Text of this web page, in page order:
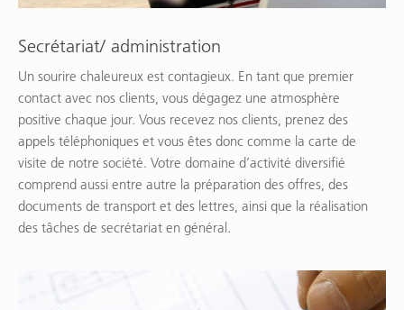
Secrétariat/ administration
Un sourire chaleureux est contagieux. En tant que premier
contact avec nos clients, vous dégagez une atmosphère
positive chaque jour. Vous recevez nos clients, prenez des
appels téléphoniques et vous êtes donc comme la carte de
visite de notre société. Votre domaine d’activité diversifié
comprend aussi entre autre la préparation des offres, des
documents de transport et des lettres, ainsi que la réalisation
des tâches de secrétariat en général.